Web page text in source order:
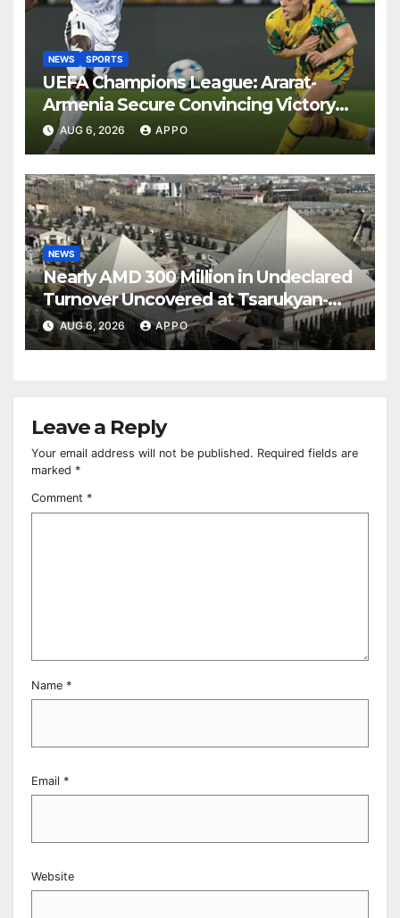
NEWS SPORTS
UEFA Champions League: Ararat-
Armenia Secure Convincing Victory
Over Shamrock Rovers 2-0
AUG 6, 2026 APPO
NEWS
Nearly AMD 300 Million in Undeclared
Turnover Uncovered at Tsarukyan-
Owned Entertainment Center
AUG 6, 2026 APPO
Leave a Reply
Your email address will not be published. Required fields are
marked *
Comment *
Name *
Email *
Website